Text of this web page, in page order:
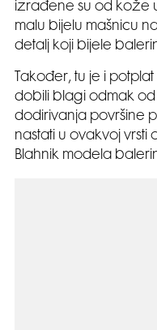
izrađene su od kože
malu bijelu mašnicu
detalj koji bijele
Također, tu je i
dobili blagi odmak
dodirivanja površine
nastati u ovakvoj
Blahnik modela